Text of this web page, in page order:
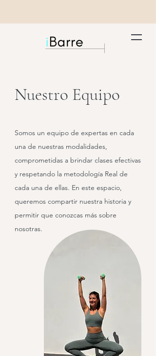
Nuestro Equipo
Somos un equipo de expertas en cada
una de nuestras modalidades,
comprometidas a brindar clases efectivas
y respetando la metodología Real de
cada una de ellas. En este espacio,
queremos compartir nuestra historia y
permitir que conozcas más sobre
nosotras.